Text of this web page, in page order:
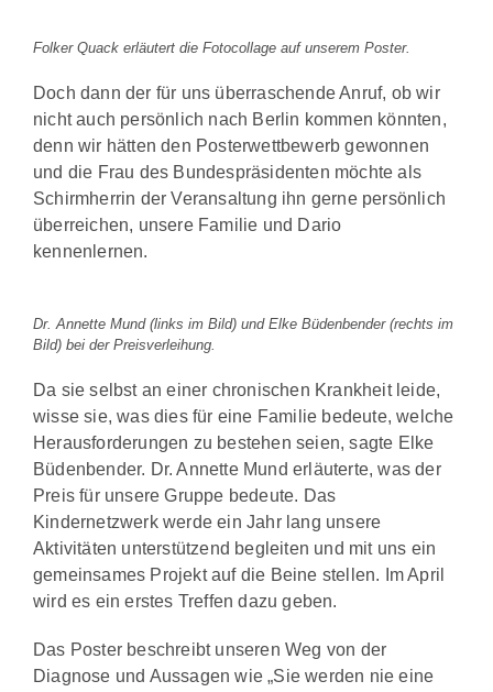
Folker Quack erläutert die Fotocollage auf unserem Poster.
Doch dann der für uns überraschende Anruf, ob wir
nicht auch persönlich nach Berlin kommen könnten,
denn wir hätten den Posterwettbewerb gewonnen
und die Frau des Bundespräsidenten möchte als
Schirmherrin der Veransaltung ihn gerne persönlich
überreichen, unsere Familie und Dario
kennenlernen.
Dr. Annette Mund (links im Bild) und Elke Büdenbender (rechts im
Bild) bei der Preisverleihung.
Da sie selbst an einer chronischen Krankheit leide,
wisse sie, was dies für eine Familie bedeute, welche
Herausforderungen zu bestehen seien, sagte Elke
Büdenbender. Dr. Annette Mund erläuterte, was der
Preis für unsere Gruppe bedeute. Das
Kindernetzwerk werde ein Jahr lang unsere
Aktivitäten unterstützend begleiten und mit uns ein
gemeinsames Projekt auf die Beine stellen. Im April
wird es ein erstes Treffen dazu geben.
Das Poster beschreibt unseren Weg von der
Diagnose und Aussagen wie „Sie werden nie eine